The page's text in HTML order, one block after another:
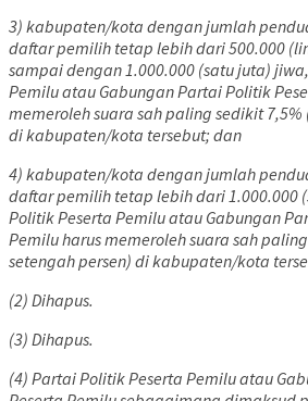
3) kabupaten/kota dengan jumlah
daftar pemilih tetap lebih dari 500.000
sampai dengan 1.000.000 (satu juta)
Pemilu atau Gabungan Partai Politik
memeroleh suara sah paling sedikit 7,5%
di kabupaten/kota tersebut; dan
4) kabupaten/kota dengan jumlah
daftar pemilih tetap lebih dari 1.000.000
Politik Peserta Pemilu atau Gabungan
Pemilu harus memeroleh suara sah
setengah persen) di kabupaten/kota
(2) Dihapus.
(3) Dihapus.
(4) Partai Politik Peserta Pemilu atau